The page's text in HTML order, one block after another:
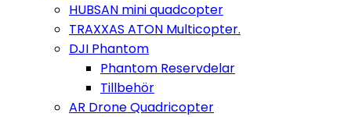
HUBSAN mini quadcopter
TRAXXAS ATON Multicopter.
DJI Phantom
Phantom Reservdelar
Tillbehör
AR Drone Quadricopter